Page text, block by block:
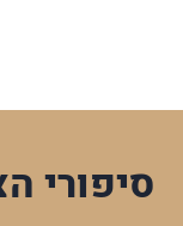
סיפורי